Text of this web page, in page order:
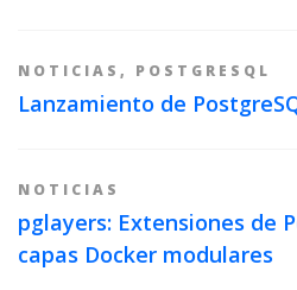
NOTICIAS , POSTGRESQL
Lanzamiento de
NOTICIAS
pglayers: Extensiones de
capas Docker modulares